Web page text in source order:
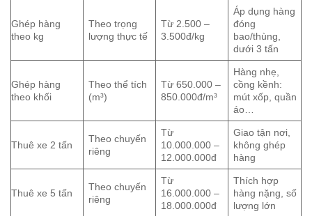
Ghép hàng
theo kg
Theo trọng
lượng thực tế
Từ 2.500 –
3.500đ/kg
Áp dụng hàng
đóng
bao/thùng,
dưới 3 tấn
Ghép hàng
theo khối
Theo thể tích
(m³)
Từ 650.000 –
850.000đ/m³
Hàng nhẹ,
cồng kềnh:
mút xốp, quần
áo…
Thuê xe 2 tấn
Theo chuyến
riêng
Từ
10.000.000 –
12.000.000đ
Giao tận nơi,
không ghép
hàng
Thuê xe 5 tấn
Theo chuyến
riêng
Từ
16.000.000 –
18.000.000đ
Thích hợp
hàng nặng, số
lượng lớn